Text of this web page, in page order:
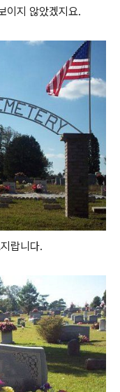
이지 않았겠지요.
랍니다.